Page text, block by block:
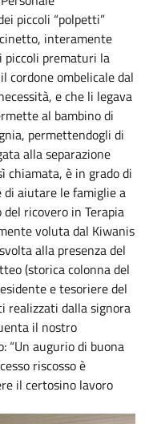
piccoli “polpetti”
interamente
prematuri la
cordone ombelicale dal
e che li legava
al bambino di
permettendogli di
alla separazione
chiamata, è in grado di
di aiutare le famiglie a
ricovero in Terapia
voluta dal Kiwanis
alla presenza del
(storica colonna del
e tesoriere del
realizzati dalla signora
il nostro
“Un augurio di buona
riscosso è
il certosino lavoro